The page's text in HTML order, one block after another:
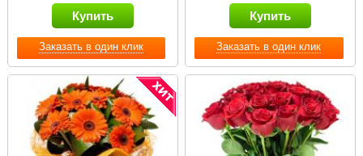
Заказать в один клик
Купить
Заказать в один клик
Купить